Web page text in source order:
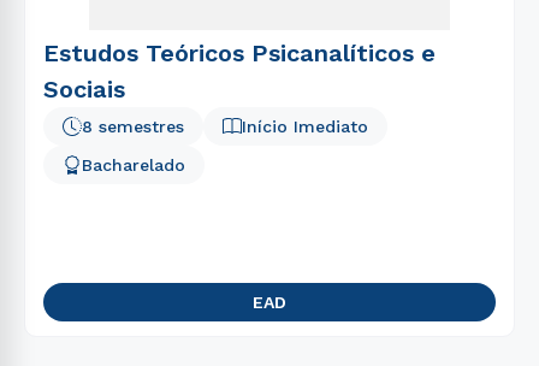
Estudos Teóricos Psicanalíticos e
Sociais
8 semestres
Início Imediato
Bacharelado
EAD